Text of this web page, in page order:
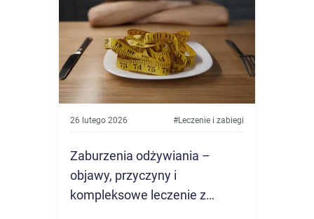
26 lutego 2026 #Leczenie i zabiegi
Zaburzenia odżywiania –
objawy, przyczyny i
kompleksowe leczenie z